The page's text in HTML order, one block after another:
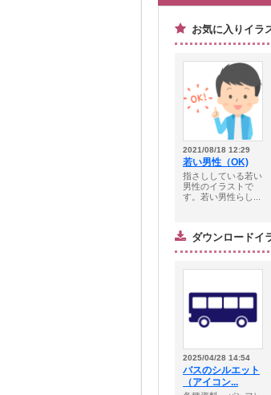
お気に入りイラ
2021/08/18 12:29
若い男性（OK)
指さししている若い
男性のイラストで
す。若い男性らし...
ダウンロードイ
2025/04/28 14:54
バスのシルエット
（アイコン...